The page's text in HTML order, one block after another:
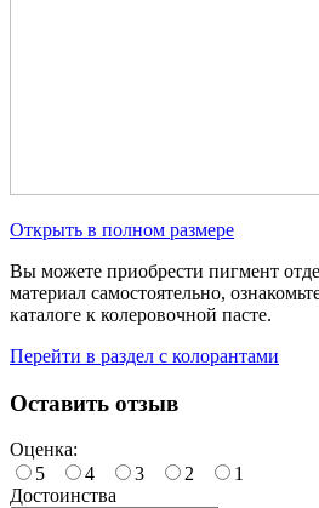
Открыть в полном размере
Вы можете приобрести пигмент
материал самостоятельно,
каталоге к колеровочной пасте.
Перейти в раздел с колорантами
Оставить отзыв
Оценка:
5
4 3 2
1
Достоинства